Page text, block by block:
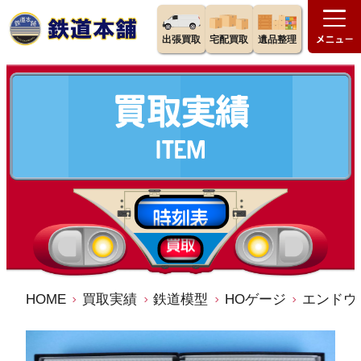
出張買取 宅配買取 遺品整理
HOME 買取実績 鉄道模型 HOゲージ エンドウ